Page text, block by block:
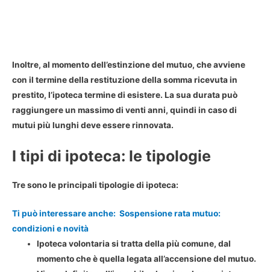
Inoltre, al momento dell’estinzione del mutuo, che avviene
con il termine della restituzione della somma ricevuta in
prestito, l’ipoteca termine di esistere. La sua durata può
raggiungere un massimo di venti anni, quindi in caso di
mutui più lunghi deve essere rinnovata.
I tipi di ipoteca: le tipologie
Tre sono le principali tipologie di ipoteca:
Ti può interessare anche: Sospensione rata mutuo:
condizioni e novità
Ipoteca volontariasi tratta della più comune, dal
momento che è quella legata all’accensione del mutuo.